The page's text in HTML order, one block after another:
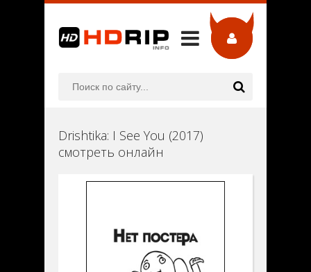
Drishtika: I See You (2017)
смотреть онлайн